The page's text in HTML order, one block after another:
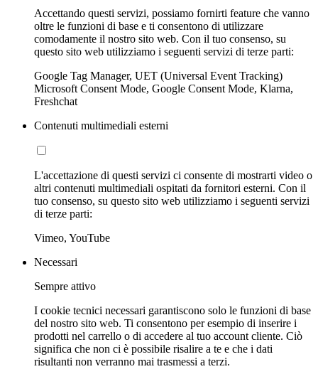
Accettando questi servizi, possiamo fornirti feature che vanno
oltre le funzioni di base e ti consentono di utilizzare
comodamente il nostro sito web. Con il tuo consenso, su
questo sito web utilizziamo i seguenti servizi di terze parti:
Google Tag Manager, UET (Universal Event Tracking)
Microsoft Consent Mode, Google Consent Mode, Klarna,
Freshchat
Contenuti multimediali esterni
L'accettazione di questi servizi ci consente di mostrarti video o
altri contenuti multimediali ospitati da fornitori esterni. Con il
tuo consenso, su questo sito web utilizziamo i seguenti servizi
di terze parti:
Vimeo, YouTube
Necessari
Sempre attivo
I cookie tecnici necessari garantiscono solo le funzioni di base
del nostro sito web. Ti consentono per esempio di inserire i
prodotti nel carrello o di accedere al tuo account cliente. Ciò
significa che non ci è possibile risalire a te e che i dati
risultanti non verranno mai trasmessi a terzi.